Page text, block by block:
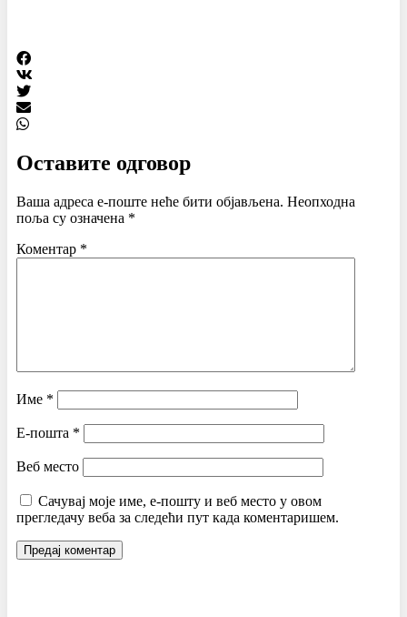
Оставите одговор
Ваша адреса е-поште неће бити објављена. Неопходна
поља су означена *
Коментар *
Име *
Е-пошта *
Веб место
Сачувај моје име, е-пошту и веб место у овом
прегледачу веба за следећи пут када коментаришем.